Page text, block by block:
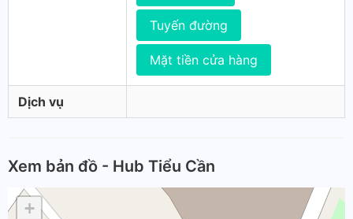
Tuyến đường
Mặt tiền cửa hàng
Dịch vụ
Xem bản đồ - Hub Tiểu Cần
+